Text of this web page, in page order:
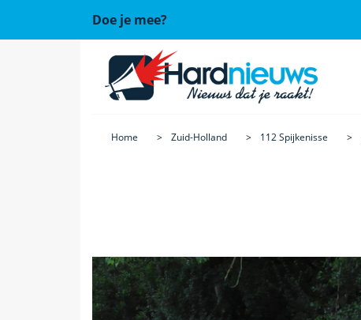
Doe je mee?
Home Zuid-Holland 112 Spijkenisse